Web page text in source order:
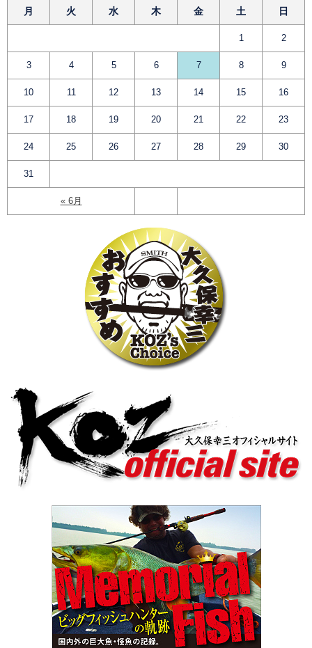
月 火 水 木 金 土 日
« 6月
1 2
3 4 5 6 7 8 9
10 11 12 13 14 15 16
17 18 19 20 21 22 23
24 25 26 27 28 29 30
31